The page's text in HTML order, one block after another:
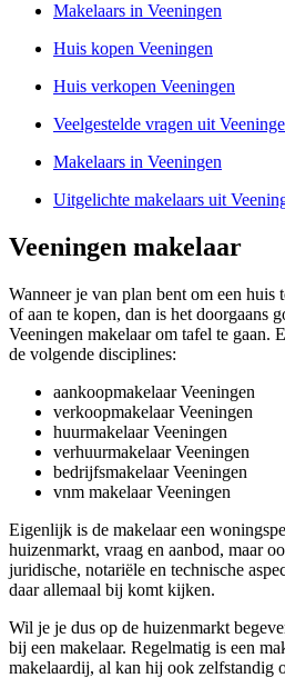
Makelaars in Veeningen
Huis kopen Veeningen
Huis verkopen Veeningen
Veelgestelde vragen uit
Makelaars in Veeningen
Uitgelichte makelaars uit
Veeningen makelaar
Wanneer je van plan bent om een huis
of aan te kopen, dan is het doorgaans
Veeningen makelaar om tafel te gaan.
de volgende disciplines:
aankoopmakelaar Veeningen
verkoopmakelaar Veeningen
huurmakelaar Veeningen
verhuurmakelaar Veeningen
bedrijfsmakelaar Veeningen
vnm makelaar Veeningen
Eigenlijk is de makelaar een
huizenmarkt, vraag en aanbod, maar
juridische, notariële en technische
daar allemaal bij komt kijken.
Wil je je dus op de huizenmarkt
bij een makelaar. Regelmatig is een
makelaardij, al kan hij ook zelfstandig